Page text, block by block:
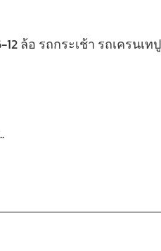
ล้อ รถกระเช้า รถเครนเ